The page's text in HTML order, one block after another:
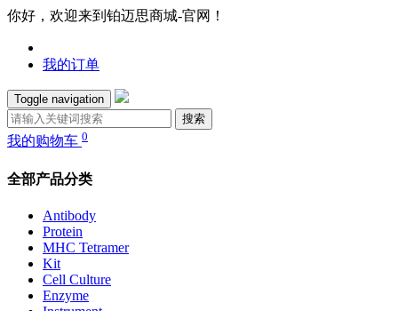
你好，欢迎来到铂迈思商城-官网！
我的订单
Toggle navigation
搜索
我的购物车 0
全部产品分类
Antibody
Protein
MHC Tetramer
Kit
Cell Culture
Enzyme